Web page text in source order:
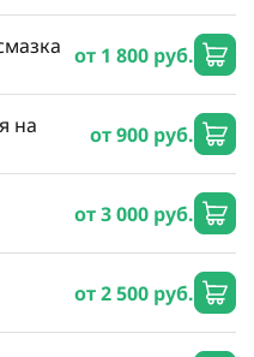
от 1 800 руб.
на от 900 руб.
от 3 000 руб.
от 2 500 руб.